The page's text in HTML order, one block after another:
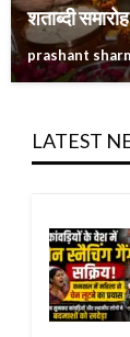
शताब्दी
prashant
LATEST